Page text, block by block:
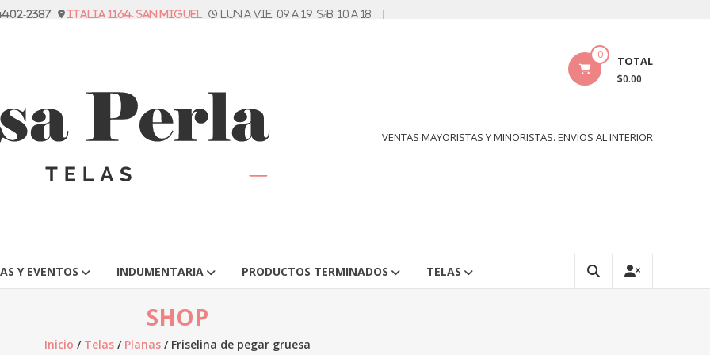
2387 Italia 1164. San Miguel Lun a vie: 09 a 19 Sáb. 10 a 18
0 TOTAL
$0.00
VENTAS MAYORISTAS Y MINORISTAS. ENVÍOS AL INTERIOR
Y EVENTOS INDUMENTARIA PRODUCTOS TERMINADOS TELAS
SHOP
Inicio / Telas / Planas / Friselina de pegar gruesa